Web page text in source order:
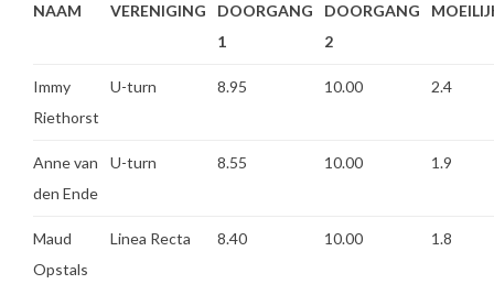
NAAM VERENIGING
DOORGANG
1
DOORGANG
2
Immy
Riethorst
U-turn 8.95 10.00 2.4
Anne van
den Ende
U-turn 8.55 10.00 1.9
Maud
Opstals
Linea Recta 8.40 10.00 1.8